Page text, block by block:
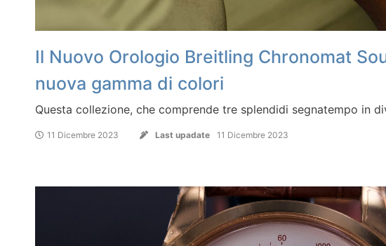
Il Nuovo Orologio Breitling Chronomat
nuova gamma di colori
Questa collezione, che comprende tre splendidi segnatempo in
11 Dicembre 2023 Last upadate 11 Dicembre 2023